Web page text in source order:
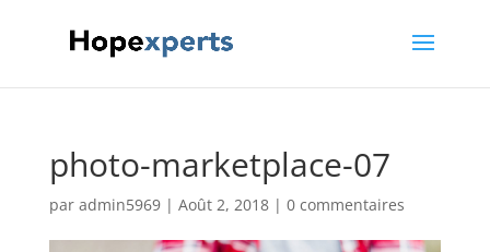
photo-marketplace-07
par admin5969| Août 2, 2018| 0 commentaires